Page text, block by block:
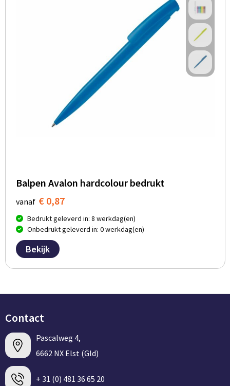
Balpen Avalon hardcolour bedrukt
vanaf € 0,87
Bedrukt geleverd in: 8 werkdag(en)
Onbedrukt geleverd in: 0 werkdag(en)
Bekijk
Contact
Pascalweg 4,
6662 NX Elst (Gld)
+ 31 (0) 481 36 65 20